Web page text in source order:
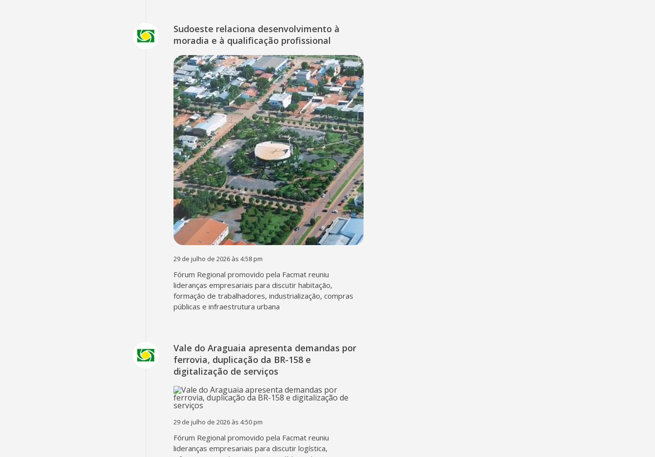
Sudoeste relaciona desenvolvimento à
moradia e à qualificação profissional
29 de julho de 2026 às 4:58 pm
Fórum Regional promovido pela Facmat reuniu
lideranças empresariais para discutir habitação,
formação de trabalhadores, industrialização, compras
públicas e infraestrutura urbana
Vale do Araguaia apresenta demandas por
ferrovia, duplicação da BR-158 e
digitalização de serviços
29 de julho de 2026 às 4:50 pm
Fórum Regional promovido pela Facmat reuniu
lideranças empresariais para discutir logística,